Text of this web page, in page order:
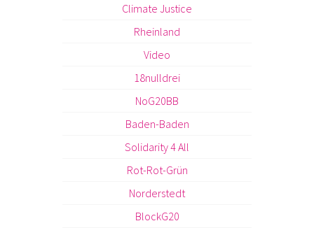
Climate Justice
Rheinland
Video
18nulldrei
NoG20BB
Baden-Baden
Solidarity 4 All
Rot-Rot-Grün
Norderstedt
BlockG20